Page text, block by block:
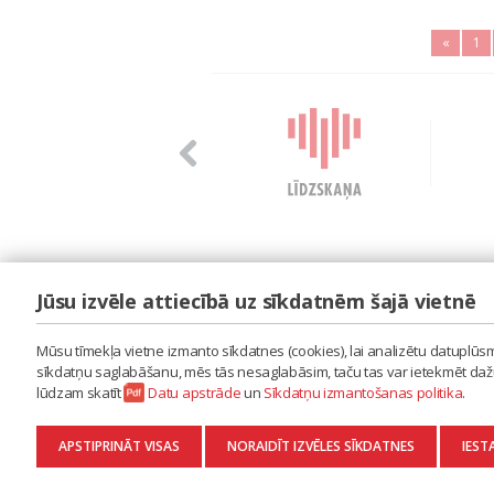
« 1
LAIPA
ES RADU MŪZIKU
AKTUALITĀTES
KONTAKTI
SĪKDATŅU IZMANTOŠANAS POLITIKA
DATU APSTRĀDE
Jūsu izvēle attiecībā uz sīkdatnēm šajā vietnē
Mūsu tīmekļa vietne izmanto sīkdatnes (cookies), lai analizētu
sīkdatņu saglabāšanu, mēs tās nesaglabāsim, taču tas var ietekmēt
lūdzam skatīt
Datu apstrādeun Sīkdatņu izmantošanas politika.
APSTIPRINĀT VISAS NORAIDĪT IZVĒLES SĪKDATNES